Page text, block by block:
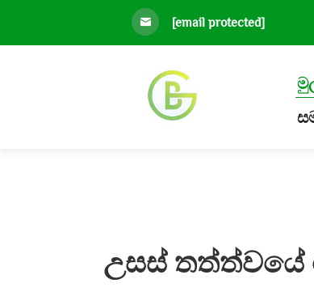
[email protected]
උසස් තත්ත්වයේ